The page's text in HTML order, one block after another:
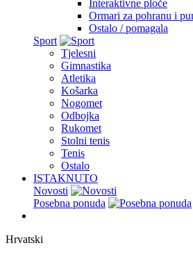
Interaktivne ploče
Ormari za pohranu i
Ostalo / pomagala
Sport
Tjelesni
Gimnastika
Atletika
Košarka
Nogomet
Odbojka
Rukomet
Stolni tenis
Tenis
Ostalo
ISTAKNUTO
Novosti
Posebna ponuda
Hrvatski